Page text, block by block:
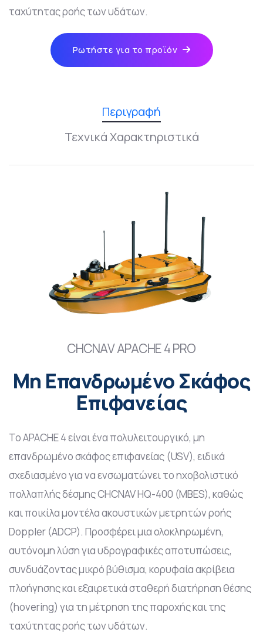
ταχύτητας ροής των υδάτων.
Ρωτήστε για το προϊόν
Περιγραφή
Τεχνικά Χαρακτηριστικά
CHCNAV APACHE 4 PRO
Μη Επανδρωμένο Σκάφος
Επιφανείας
Το APACHE 4 είναι ένα πολυλειτουργικό, μη
επανδρωμένο σκάφος επιφανείας (USV), ειδικά
σχεδιασμένο για να ενσωματώνει το ηχοβολιστικό
πολλαπλής δέσμης CHCNAV HQ-400 (MBES), καθώς
και ποικίλα μοντέλα ακουστικών μετρητών ροής
Doppler (ADCP). Προσφέρει μια ολοκληρωμένη,
αυτόνομη λύση για υδρογραφικές αποτυπώσεις,
συνδυάζοντας μικρό βύθισμα, κορυφαία ακρίβεια
πλοήγησης και εξαιρετικά σταθερή διατήρηση θέσης
(hovering) για τη μέτρηση της παροχής και της
ταχύτητας ροής των υδάτων.